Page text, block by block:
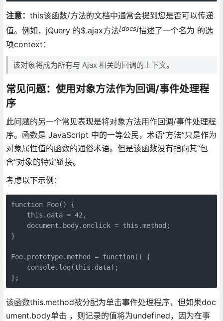
注意： this该函数/方法的文档中通常会提到您是否可以传递
值。例如，jQuery 的$.ajax方法[docs]描述了一个名为 的选
项context：
该对象将成为所有与 Ajax 相关的回调的上下文。
常见问题：使用对象方法作为回调/事件处理程
序
此问题的另一个常见表现是将对象方法用作回调/事件处理程
序。函数是 JavaScript 中的一等公民，术语“方法”只是作为
对象属性值的函数的通俗术语。但是该函数没有指向其“包
含”对象的特定链接。
考虑以下示例：
function Foo() {
    this.data = 42,
    document.body.onclick = this.method;
}
Foo.prototype.method = function() {
    console.log(this.data);
该函数this.method被分配为单击事件处理程序，但如果doc
ument.body单击 ，则记录的值将为undefined，因为在事